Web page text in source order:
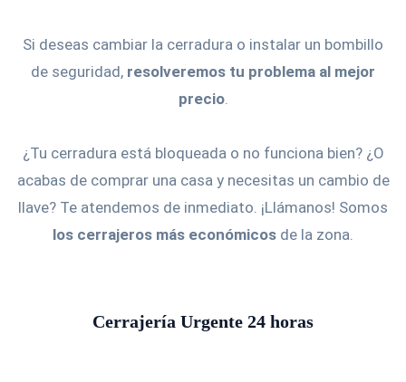
Si deseas cambiar la cerradura o instalar un bombillo
de seguridad, resolveremos tu problema al mejor
precio.
¿Tu cerradura está bloqueada o no funciona bien? ¿O
acabas de comprar una casa y necesitas un cambio de
llave? Te atendemos de inmediato. ¡Llámanos! Somos
los cerrajeros más económicos de la zona.
Cerrajería Urgente 24 horas